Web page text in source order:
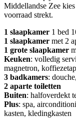
Middellandse Zee
voorraad strekt.
1 slaapkamer 1 bed
1 slaapkamer met 2
1 grote slaapkamer
Keuken: volledig
magnetron,
3 badkamers:
2 aparte toiletten
Buiten: halfoverdekt
Plus: spa,
kasten, kledingkasten